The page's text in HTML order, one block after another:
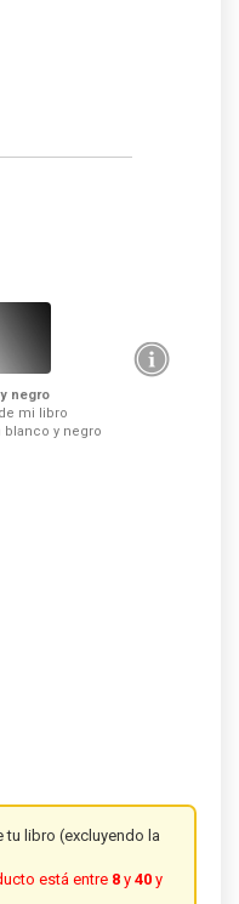
negro
mi libro
y negro
libro (excluyendo la
está entre 8 y 40 y